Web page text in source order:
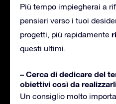
Più tempo impiegherai a
pensieri verso i tuoi
progetti, più rapidamente
questi ultimi.
– Cerca di dedicare del
obiettivi così da
Un consiglio molto